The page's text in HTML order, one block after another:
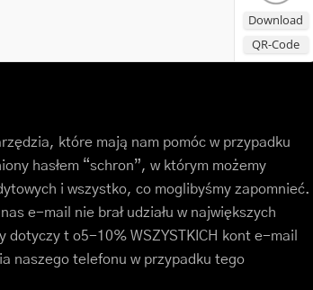
Download
QR-Code
które mają nam pomóc w przypadku
hasłem “schron”, w którym możemy
i wszystko, co moglibyśmy zapomnieć.
e-mail nie brał udziału w największych
dotyczy t o5-10% WSZYSTKICH kont e-mail
naszego telefonu w przypadku tego